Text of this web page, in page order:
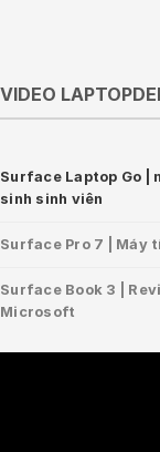
VIDEO
Surface Laptop Go |
sinh sinh viên
Surface Pro 7 | Máy
Surface Book 3 |
Microsoft